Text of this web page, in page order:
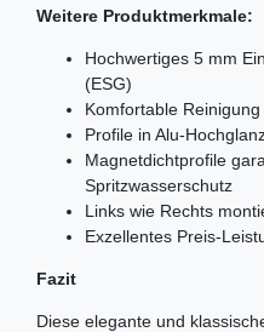
Weitere Produktmerkmale:
Hochwertiges 5 mm
(ESG)
Komfortable Reinigung
Profile in Alu-
Magnetdichtprofile
Spritzwasserschutz
Links wie Rechts
Exzellentes Preis-
Fazit
Diese elegante und